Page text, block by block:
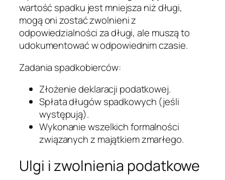
wartość spadku jest mniejsza niż długi,
mogą oni zostać zwolnieni z
odpowiedzialności za długi, ale muszą to
udokumentować w odpowiednim czasie.
Zadania spadkobierców:
Złożenie deklaracji podatkowej.
Spłata długów spadkowych (jeśli
występują).
Wykonanie wszelkich formalności
związanych z majątkiem zmarłego.
Ulgi i zwolnienia podatkowe